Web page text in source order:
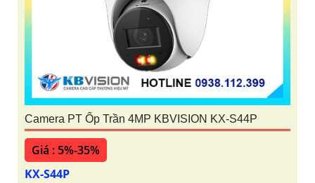
Camera PT Ốp Trần 4MP KBVISION KX-S44P
Giá : 5%-35%
KX-S44P